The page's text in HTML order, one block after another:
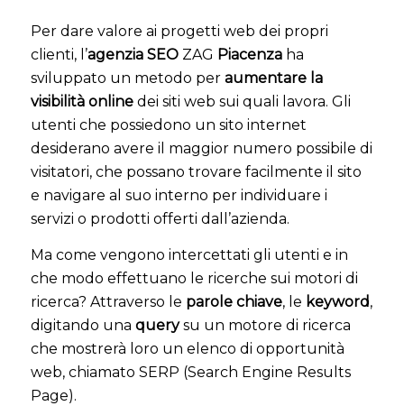
Per dare valore ai progetti web dei propri
clienti, l’agenzia SEOZAG Piacenzaha
sviluppato un metodo per aumentare la
visibilità onlinedei siti web sui quali lavora. Gli
utenti che possiedono un sito internet
desiderano avere il maggior numero possibile di
visitatori, che possano trovare facilmente il sito
e navigare al suo interno per individuare i
servizi o prodotti offerti dall’azienda.
Ma come vengono intercettati gli utenti e in
che modo effettuano le ricerche sui motori di
ricerca? Attraverso le parole chiave, le keyword,
digitando una querysu un motore di ricerca
che mostrerà loro un elenco di opportunità
web, chiamato SERP (Search Engine Results
Page).